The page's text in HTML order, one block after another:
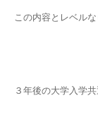
この内容とレベルな
３年後の大学入学